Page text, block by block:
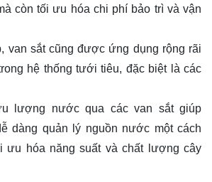
còn tối ưu hóa chi phí bảo trì và vận
van sắt cũng được ứng dụng rộng rãi
hệ thống tưới tiêu, đặc biệt là các
lượng nước qua các van sắt giúp
dàng quản lý nguồn nước một cách
ưu hóa năng suất và chất lượng cây